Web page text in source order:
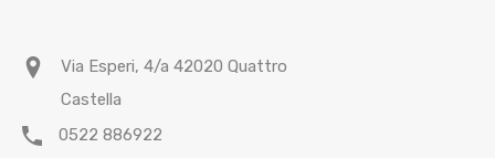
Via Esperi, 4/a 42020 Quattro
Castella
0522 886922